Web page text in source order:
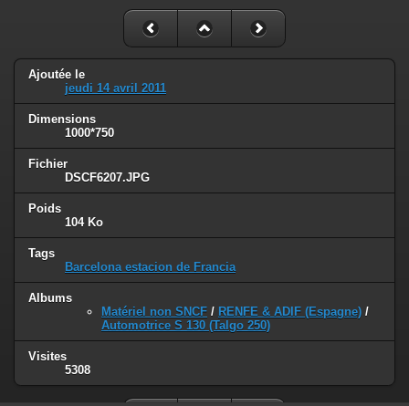
Ajoutée le
jeudi 14 avril 2011
Dimensions
1000*750
Fichier
DSCF6207.JPG
Poids
104 Ko
Tags
Barcelona estacion de Francia
Albums
Matériel non SNCF / RENFE & ADIF (Espagne) /
Automotrice S 130 (Talgo 250)
Visites
5308